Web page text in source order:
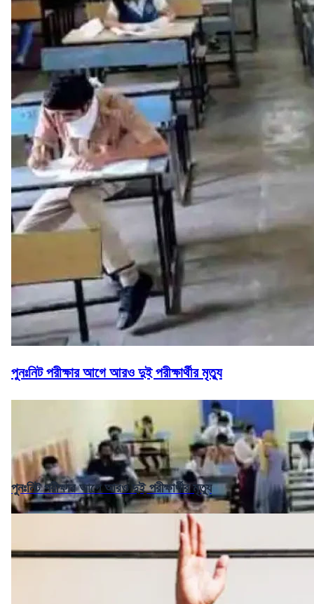
পুনঃনিট পরীক্ষার আগে আরও দুই পরীক্ষার্থীর মৃত্যু
পুনঃনিট পরীক্ষার আগে আরও দুই পরীক্ষার্থীর মৃত্যু